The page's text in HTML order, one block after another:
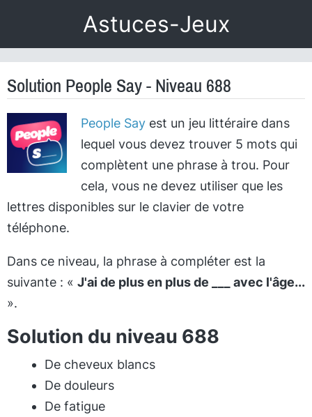
Astuces-Jeux
Solution People Say - Niveau 688
People Sayest un jeu littéraire dans
lequel vous devez trouver 5 mots qui
complètent une phrase à trou. Pour
cela, vous ne devez utiliser que les
lettres disponibles sur le clavier de votre
téléphone.
Dans ce niveau, la phrase à compléter est la
suivante : « J'ai de plus en plus de ___ avec l'âge...
».
Solution du niveau 688
De cheveux blancs
De douleurs
De fatigue